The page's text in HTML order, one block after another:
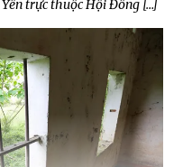
trực thuộc Hội Đông […]